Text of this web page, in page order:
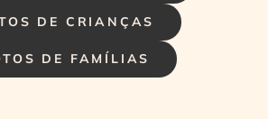
DE CRIANÇAS
DE FAMÍLIAS